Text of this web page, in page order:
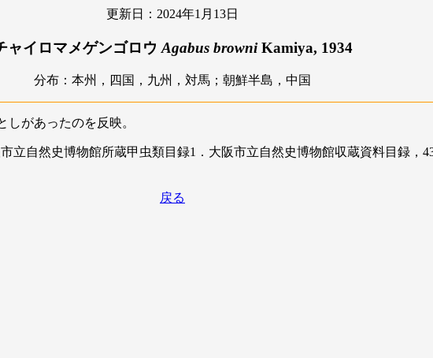
更新日：2024年1月13日
ャイロマメゲンゴロウ Agabus browniKamiya, 1934
分布：本州，四国，九州，対馬；朝鮮半島，中国
があったのを反映。
立自然史博物館所蔵甲虫類目録1．大阪市立自然史博物館収蔵資料目録，
戻る